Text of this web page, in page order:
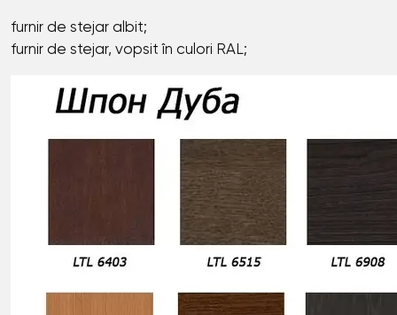
furnir de stejar albit;
furnir de stejar, vopsit în culori RAL;